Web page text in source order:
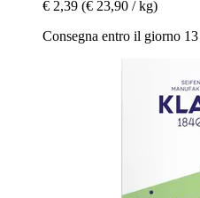
€ 2,39 (€ 23,90 / kg)
Consegna entro il giorno 13